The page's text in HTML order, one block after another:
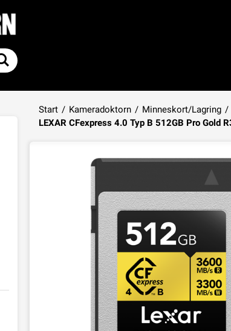
Start / Kameradoktorn / Minneskort/Lagring /
LEXAR CFexpress 4.0 Typ B 512GB Pro Gold